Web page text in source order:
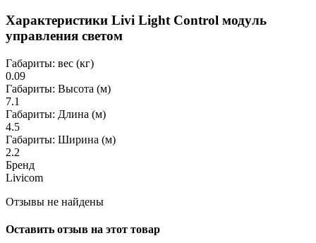
Характеристики Livi Light Control модуль
управления светом
Габариты: вес (кг)
0.09
Габариты: Высота (м)
7.1
Габариты: Длина (м)
4.5
Габариты: Ширина (м)
2.2
Бренд
Livicom
Отзывы не найдены
Оставить отзыв на этот товар